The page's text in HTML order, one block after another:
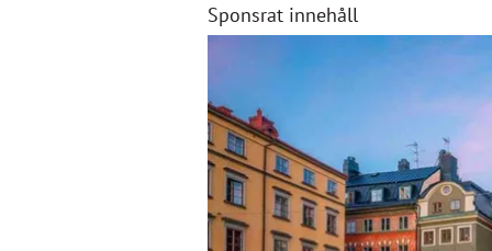
Sponsrat innehåll